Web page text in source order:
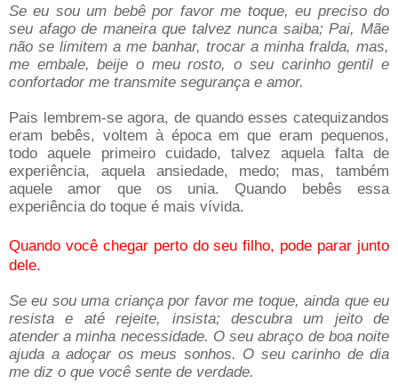
Se eu sou um bebê por favor me toque, eu preciso do
seu afago de maneira que talvez nunca saiba; Pai, Mãe
não se limitem a me banhar, trocar a minha fralda, mas,
me embale, beije o meu rosto, o seu carinho gentil e
confortador me transmite segurança e amor.
Pais lembrem-se agora, de quando esses catequizandos
eram bebês, voltem à época em que eram pequenos,
todo aquele primeiro cuidado, talvez aquela falta de
experiência, aquela ansiedade, medo; mas, também
aquele amor que os unia. Quando bebês essa
experiência do toque é mais vívida.
Quando você chegar perto do seu filho, pode parar junto
dele.
Se eu sou uma criança por favor me toque, ainda que eu
resista e até rejeite, insista; descubra um jeito de
atender a minha necessidade. O seu abraço de boa noite
ajuda a adoçar os meus sonhos. O seu carinho de dia
me diz o que você sente de verdade.